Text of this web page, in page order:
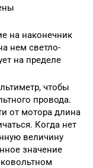
на наконечник
нем светло-
на пределе
чтобы
провода.
от мотора длина
Когда нет
величину
значение